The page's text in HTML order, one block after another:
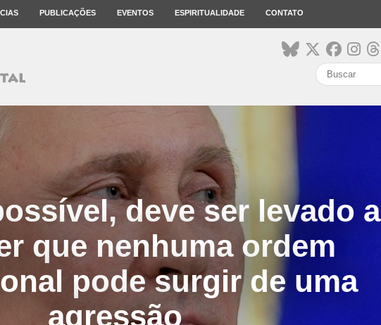
PUBLICAÇÕES EVENTOS ESPIRITUALIDADE CONTATO
deve ser levado a
que nenhuma ordem
pode surgir de uma
agressão